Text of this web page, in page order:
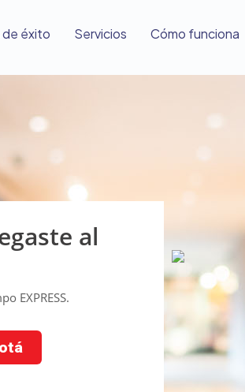
de éxito Servicios Cómo funciona
al
EXPRESS.